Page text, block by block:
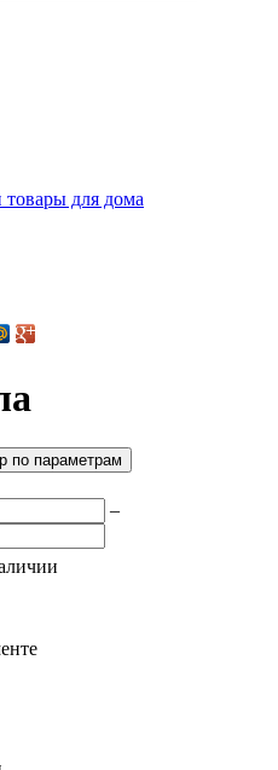
для дома
по параметрам
–